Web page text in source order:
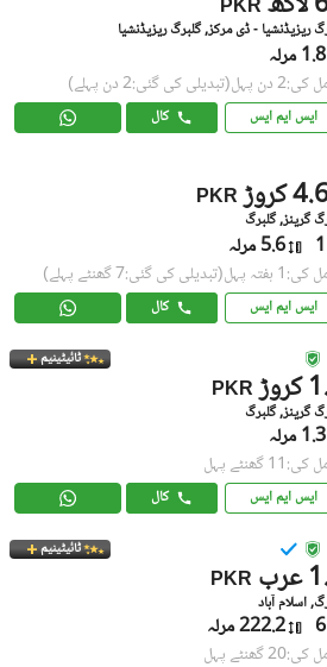
PKR
ریزیڈنشیا - ڈی مرکز, گلبرگ ریزیڈنشیا
1.8 مرلہ
دن پہل (تبدیلی کی گئی:2 دن پہلے)
ایس ایم ایس کال
PKR کروڑ
گرینز, گلبرگ
1 5.6 مرلہ
ہفتہ پہل (تبدیلی کی گئی:7 گھنٹے پہلے)
ایس ایم ایس کال
ٹائیٹینیم
PKR
گرینز, گلبرگ
1.3 مرلہ
گھنٹے پہل
ایس ایم ایس کال
ٹائیٹینیم
PKR
اسلام آباد
6 222.2 مرلہ
گھنٹے پہل